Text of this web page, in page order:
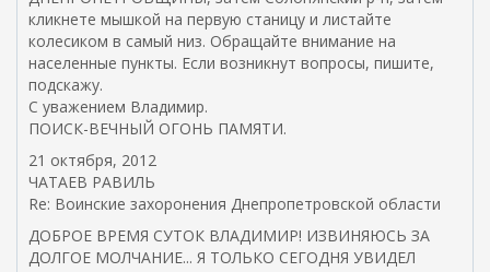
кликнете мышкой на первую станицу и листайте
колесиком в самый низ. Обращайте внимание на
населенные пункты. Если возникнут вопросы, пишите,
подскажу.
С уважением Владимир.
ПОИСК-ВЕЧНЫЙ ОГОНЬ ПАМЯТИ.
21 октября, 2012
ЧАТАЕВ РАВИЛЬ
Re: Воинские захоронения Днепропетровской области
ДОБРОЕ ВРЕМЯ СУТОК ВЛАДИМИР! ИЗВИНЯЮСЬ ЗА
ДОЛГОЕ МОЛЧАНИЕ... Я ТОЛЬКО СЕГОДНЯ УВИДЕЛ